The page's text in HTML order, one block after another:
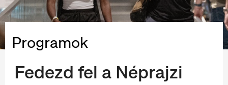
Programok
Fedezd fel a Néprajzi